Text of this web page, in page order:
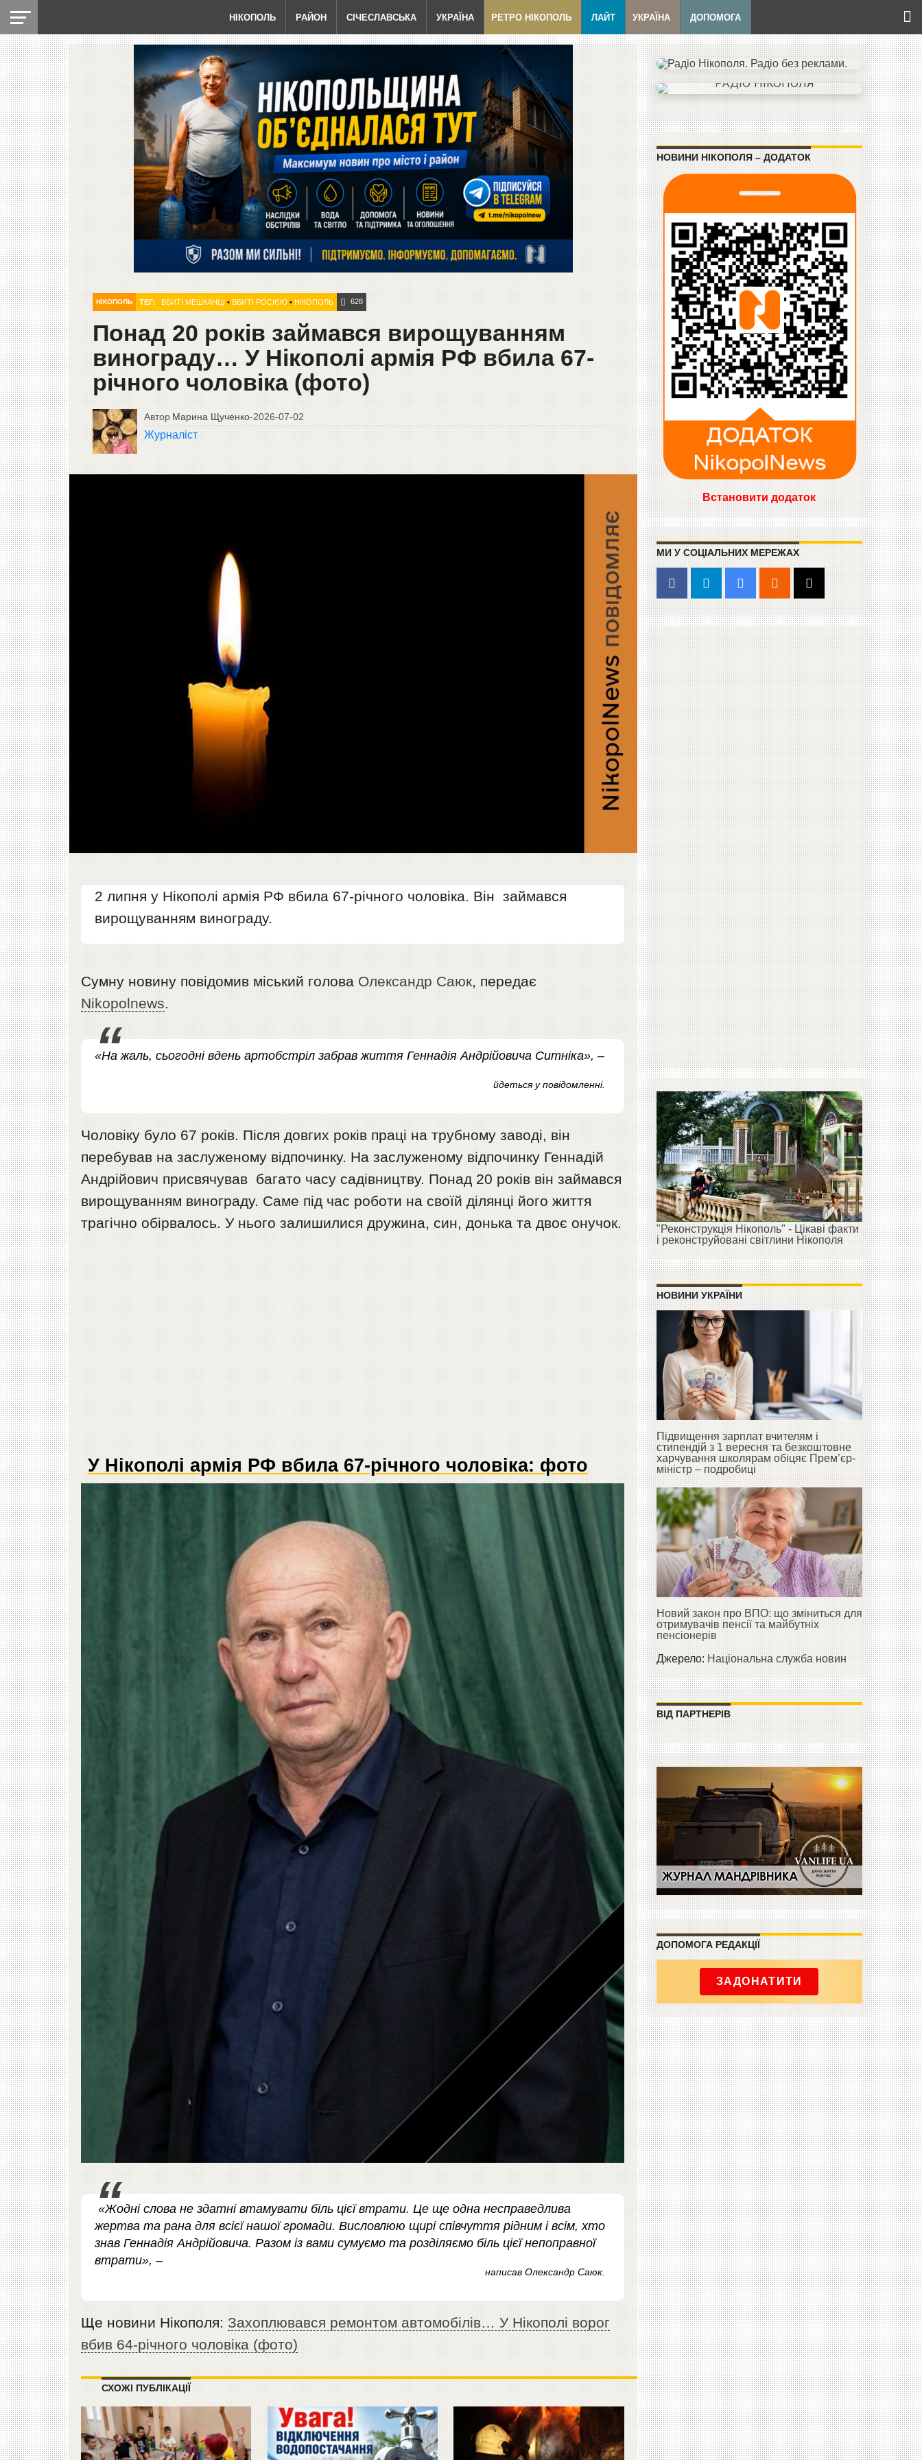
НІКОПОЛЬ РАЙОН СІЧЕСЛАВСЬКА УКРАЇНА РЕТРО НІКОПОЛЬ ЛАЙТ УКРАЇНА ДОПОМОГА
НІКОПОЛЬ ТЕГ: ВБИТІ МЕШКАНЦІ • ВБИТІ РОСІЄЮ• НІКОПОЛЬ 628
Понад 20 років займався вирощуванням
винограду… У Нікополі армія РФ вбила 67-
річного чоловіка (фото)
Автор Марина Щученко-2026-07-02
Журналіст
2 липня у Нікополі армія РФ вбила 67-річного чоловіка. Він займався
вирощуванням винограду.
Сумну новину повідомив міський голова Олександр Саюк, передає
Nikopolnews.
«На жаль, сьогодні вдень артобстріл забрав життя Геннадія Андрійовича Ситніка», –
йдеться у повідомленні.
Чоловіку було 67 років. Після довгих років праці на трубному заводі, він
перебував на заслуженому відпочинку. На заслуженому відпочинку Геннадій
Андрійович присвячував багато часу садівництву. Понад 20 років він займався
вирощуванням винограду. Саме під час роботи на своїй ділянці його життя
трагічно обірвалось. У нього залишилися дружина, син, донька та двоє онучок.
У Нікополі армія РФ вбила 67-річного чоловіка: фото
«Жодні слова не здатні втамувати біль цієї втрати. Це ще одна несправедлива
жертва та рана для всієї нашої громади. Висловлюю щирі співчуття рідним і всім, хто
знав Геннадія Андрійовича. Разом із вами сумуємо та розділяємо біль цієї непоправної
втрати», –
написав Олександр Саюк.
Ще новини Нікополя: Захоплювався ремонтом автомобілів… У Нікополі ворог
вбив 64-річного чоловіка (фото)
СХОЖІ ПУБЛІКАЦІЇ
НОВИНИ НІКОПОЛЯ – ДОДАТОК
Встановити додаток
МИ У СОЦІАЛЬНИХ МЕРЕЖАХ
"Реконструкція Нікополь" - Цікаві факти
і реконструйовані світлини Нікополя
НОВИНИ УКРАЇНИ
Підвищення зарплат вчителям і
стипендій з 1 вересня та безкоштовне
харчування школярам обіцяє Прем’єр-
міністр – подробиці
Новий закон про ВПО: що зміниться для
отримувачів пенсії та майбутніх
пенсіонерів
Джерело:Національна служба новин
ВІД ПАРТНЕРІВ
ДОПОМОГА РЕДАКЦІЇ
ЗАДОНАТИТИ